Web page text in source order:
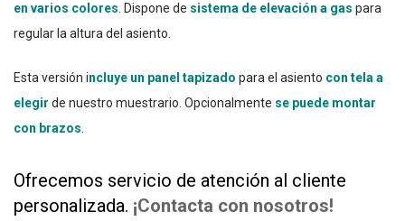
en varios colores . Dispone de sistema de elevación a gas para
regular la altura del asiento.
Esta versión incluye un panel tapizado para el asiento con tela a
elegir de nuestro muestrario. Opcionalmente se puede montar
con brazos
Ofrecemos servicio de atención al cliente
personalizada. ¡Contacta con nosotros!